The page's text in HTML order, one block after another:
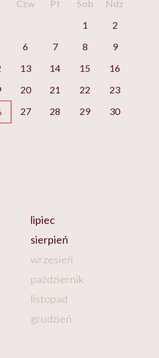
Czw Pt Sob
Ndz
1
2
6 7 8
9
13 14 15
16
20 21 22
23
27 28 29
30
lipiec
sierpień
wrzesień
październik
listopad
grudzień